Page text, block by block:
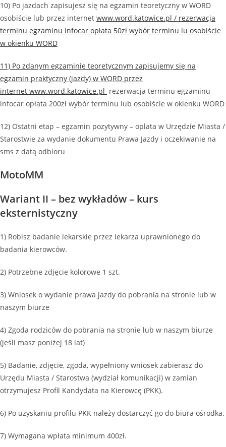
10) Po jazdach zapisujesz się na egzamin teoretyczny w WORD
osobiście lub przez internet www.word.katowice.pl / rezerwacja
terminu egzaminu infocar opłata 50zł wybór terminu lu osobiście
w okienku WORD
11) Po zdanym egzaminie teoretycznym zapisujemy się na
egzamin praktyczny (jazdy) w WORD przez
internet www.word.katowice.pl rezerwacja terminu egzaminu
infocar opłata 200zł wybór terminu lub osobiście w okienku WORD
12) Ostatni etap – egzamin pozytywny – oplata w Urzędzie Miasta /
Starostwie za wydanie dokumentu Prawa Jazdy i oczekiwanie na
sms z datą odbioru
MotoMM
Wariant II – bez wykładów – kurs
eksternistyczny
1) Robisz badanie lekarskie przez lekarza uprawnionego do
badania kierowców.
2) Potrzebne zdjęcie kolorowe 1 szt.
3) Wniosek o wydanie prawa jazdy do pobrania na stronie lub w
naszym biurze
4) Zgoda rodziców do pobrania na stronie lub w naszym biurze
(jeśli masz poniżej 18 lat)
5) Badanie, zdjęcie, zgoda, wypełniony wniosek zabierasz do
Urzędu Miasta / Starostwa (wydział komunikacji) w zamian
otrzymujesz Profil Kandydata na Kierowcę (PKK).
6) Po uzyskaniu profilu PKK należy dostarczyć go do biura ośrodka.
7) Wymagana wpłata minimum 400zł.